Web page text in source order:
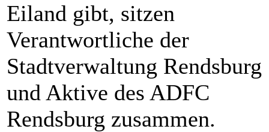
Eiland gibt, sitzen
Verantwortliche der
Stadtverwaltung Rendsburg
und Aktive des ADFC
Rendsburg zusammen.